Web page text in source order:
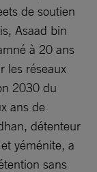
de soutien
Asaad bin
à 20 ans
les réseaux
2030 du
ans de
détenteur
yéménite, a
sans